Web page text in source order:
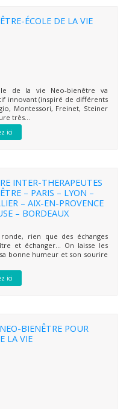
ÉCOLE DE LA VIE
de la vie Neo-bienêtre va
innovant (inspiré de différents
Montessori, Freinet, Steiner
très...
ici
INTER-THERAPEUTES
– PARIS – LYON –
– AIX-EN-PROVENCE
– BORDEAUX
rien que des échanges
et échanger… On laisse les
bonne humeur et son sourire
ici
BIENÊTRE POUR
LA VIE